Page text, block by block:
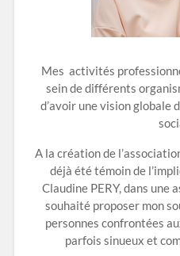
Mes activités
sein de différents
d’avoir une vision globale
A la création de
déjà été témoin de
Claudine PERY, dans une
souhaité proposer mon
personnes confrontées
parfois sinueux et